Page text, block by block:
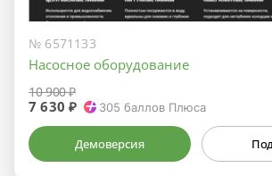
№ 6571133
Насосное оборудование
10 900 ₽
7 630 ₽ 305 баллов Плюса
Демоверсия